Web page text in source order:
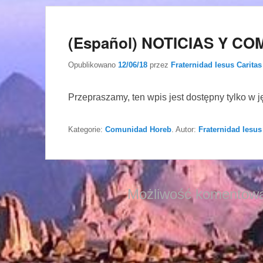
(Español) NOTICIAS Y
Opublikowano 12/06/18 przez Fraternidad Iesus Caritas
Przepraszamy, ten wpis jest dostępny tylko w
Kategorie: Comunidad Horeb . Autor: Fraternidad
Możliwość